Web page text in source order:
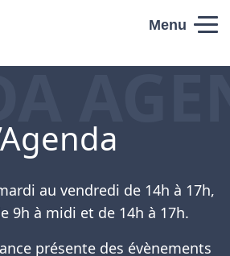
Menu
au vendredi de 14h à 17h,
9h à midi et de 14h à 17h.
présente des évènements